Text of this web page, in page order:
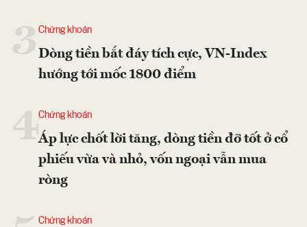
Chứng khoán
Dòng tiền bắt đáy tích cực, VN-Index
hướng tới mốc 1800 điểm
4Chứng khoán
Áp lực chốt lời tăng, dòng tiền đỡ tốt ở cổ
phiếu vừa và nhỏ, vốn ngoại vẫn mua
ròng
Chứng khoán